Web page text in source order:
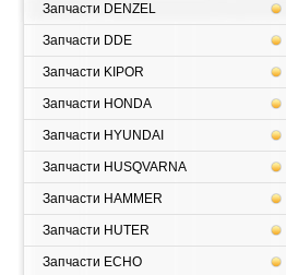
Запчасти DENZEL
Запчасти DDE
Запчасти KIPOR
Запчасти HONDA
Запчасти HYUNDAI
Запчасти HUSQVARNA
Запчасти HAMMER
Запчасти HUTER
Запчасти ECHO